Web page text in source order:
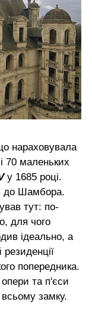
нараховувала
70 маленьких
у 1685 році.
до Шамбора.
тут: по-
для чого
ідеально, а
резиденції
попередника.
та п'єси
замку.